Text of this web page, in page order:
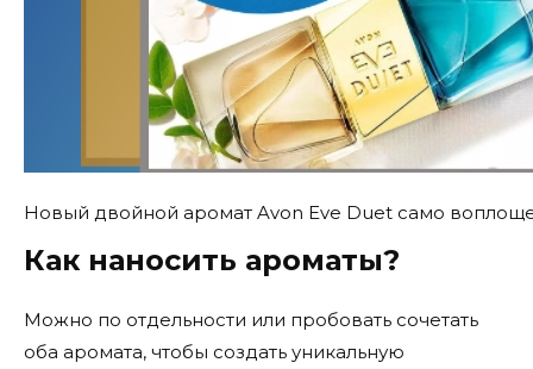
Новый двойной аромат Avon Eve Duet само
Как наносить ароматы?
Можно по отдельности или пробовать сочетать
оба аромата, чтобы создать уникальную